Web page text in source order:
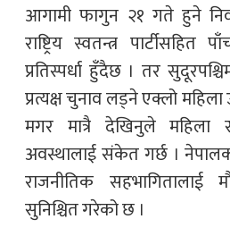
आगामी फागुन २१ गते हुने
राष्ट्रिय स्वतन्त्र
प्रतिस्पर्धा हुँदैछ । तर
प्रत्यक्ष चुनाव लड्ने एक्लो
मगर मात्रै देखिनुले महिला
अवस्थालाई संकेत गर्छ ।
राजनीतिक
सुनिश्चित गरेको छ ।